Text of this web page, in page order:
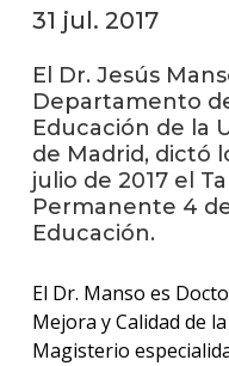
31 jul. 2017
El Dr. Jesús
Departamento
Educación de la
de Madrid, dictó
julio de 2017 el
Permanente 4
Educación.
El Dr. Manso es
Mejora y Calidad de
Magisterio